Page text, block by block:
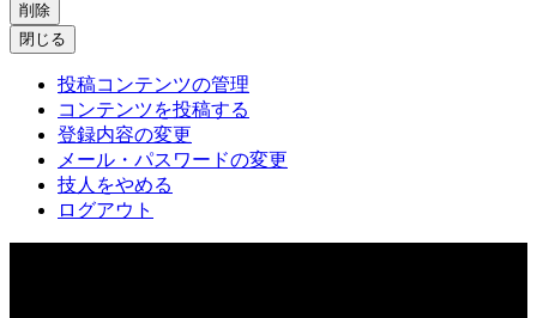
削除
閉じる
投稿コンテンツの管理
コンテンツを投稿する
登録内容の変更
メール・パスワードの変更
技人をやめる
ログアウト